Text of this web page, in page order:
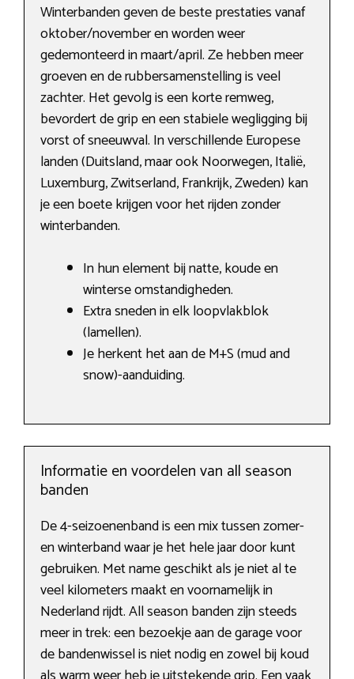
Winterbanden geven de beste prestaties vanaf
oktober/november en worden weer
gedemonteerd in maart/april. Ze hebben meer
groeven en de rubbersamenstelling is veel
zachter. Het gevolg is een korte remweg,
bevordert de grip en een stabiele wegligging bij
vorst of sneeuwval. In verschillende Europese
landen (Duitsland, maar ook Noorwegen, Italië,
Luxemburg, Zwitserland, Frankrijk, Zweden) kan
je een boete krijgen voor het rijden zonder
winterbanden.
In hun element bij natte, koude en
winterse omstandigheden.
Extra sneden in elk loopvlakblok
(lamellen).
Je herkent het aan de M+S (mud and
snow)-aanduiding.
Informatie en voordelen van all season
banden
De 4-seizoenenband is een mix tussen zomer-
en winterband waar je het hele jaar door kunt
gebruiken. Met name geschikt als je niet al te
veel kilometers maakt en voornamelijk in
Nederland rijdt. All season banden zijn steeds
meer in trek: een bezoekje aan de garage voor
de bandenwissel is niet nodig en zowel bij koud